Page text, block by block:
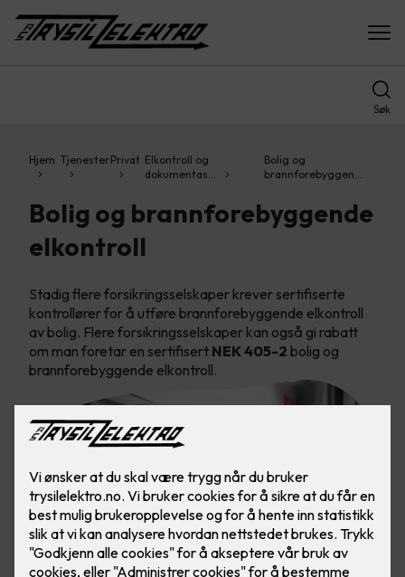
Søk
Hjem TjenesterPrivat Elkontroll og
dokumentas…
Bolig og
brannforebyggen…
Bolig og brannforebyggende
elkontroll
Stadig flere forsikringsselskaper krever sertifiserte
kontrollører for å utføre brannforebyggende elkontroll
av bolig. Flere forsikringsselskaper kan også gi rabatt
om man foretar en sertifisert NEK 405-2 bolig og
brannforebyggende elkontroll.